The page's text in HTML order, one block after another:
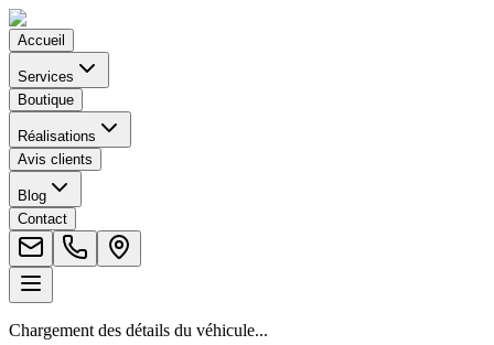
Accueil
Services
Boutique
Réalisations
Avis clients
Blog
Contact
Chargement des détails du véhicule...